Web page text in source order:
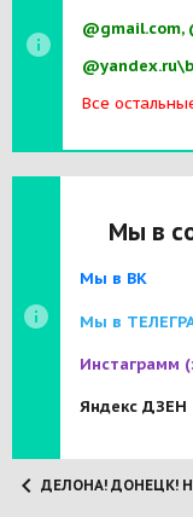
@gmail.com,
Все
Мы в
Мы в ВК
Мы в
Инстаграмм
Яндекс ДЗЕН
ДЕЛОНА! ДОНЕЦК!